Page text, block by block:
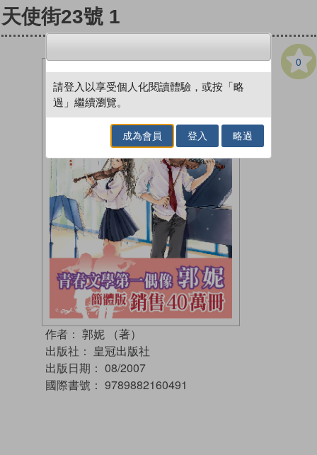
天使街23號 1
0
作者： 郭妮 （著）
出版社： 皇冠出版社
出版日期： 08/2007
國際書號： 9789882160491
請登入以享受個人化閱讀體驗，或按「略
過」繼續瀏覽。
成為會員 登入 略過